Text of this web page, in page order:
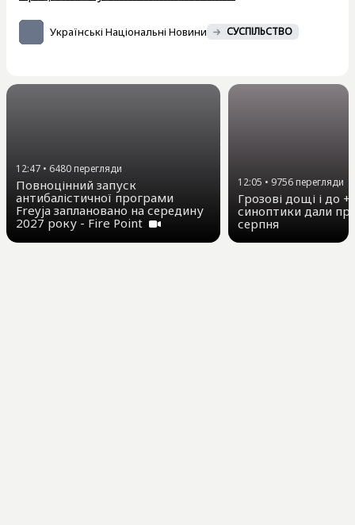
Українські Національні Новини СУСПІЛЬСТВО
12:47 • 6480перегляди
Повноцінний запуск
антибалістичної програми
Freyja заплановано на середину
2027 року - Fire Point
12:05 • 9756перегляди
Грозові дощі і до
синоптики дали
серпня